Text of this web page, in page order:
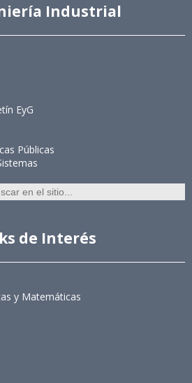
Industrial
EyG
Públicas
de Interés
y Matemáticas